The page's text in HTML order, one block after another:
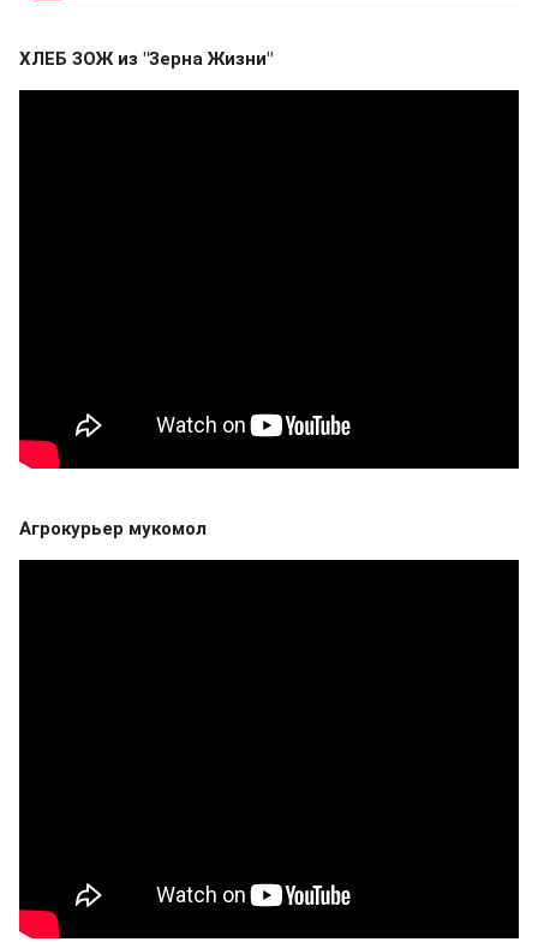
ХЛЕБ ЗОЖ из "Зерна Жизни"
Агрокурьер мукомол